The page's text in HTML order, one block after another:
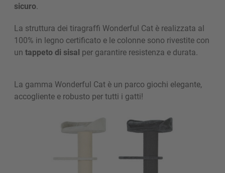
sicuro.
La struttura dei tiragraffi­ Wonderful Cat è realizzata al
100% in legno certificato e le colonne sono rivestite con
un tappeto di sisal per garantire resistenza e durata.
La gamma Wonderful Cat è un parco giochi elegante,
accogliente e robusto per tutti i gatti!